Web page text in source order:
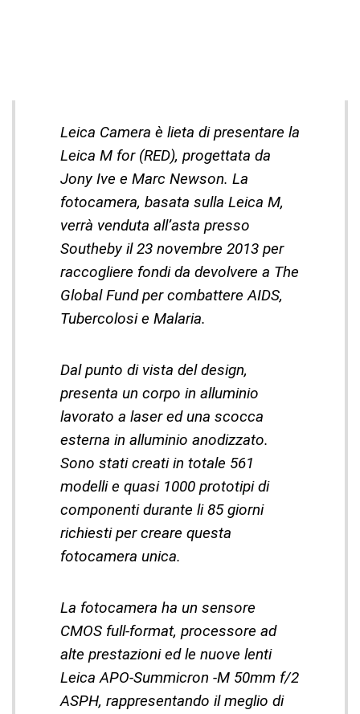
Leica Camera è lieta di presentare la
Leica M for (RED), progettata da
Jony Ive e Marc Newson. La
fotocamera, basata sulla Leica M,
verrà venduta all’asta presso
Southeby il 23 novembre 2013 per
raccogliere fondi da devolvere a The
Global Fund per combattere AIDS,
Tubercolosi e Malaria.
Dal punto di vista del design,
presenta un corpo in alluminio
lavorato a laser ed una scocca
esterna in alluminio anodizzato.
Sono stati creati in totale 561
modelli e quasi 1000 prototipi di
componenti durante li 85 giorni
richiesti per creare questa
fotocamera unica.
La fotocamera ha un sensore
CMOS full-format, processore ad
alte prestazioni ed le nuove lenti
Leica APO-Summicron -M 50mm f/2
ASPH, rappresentando il meglio di